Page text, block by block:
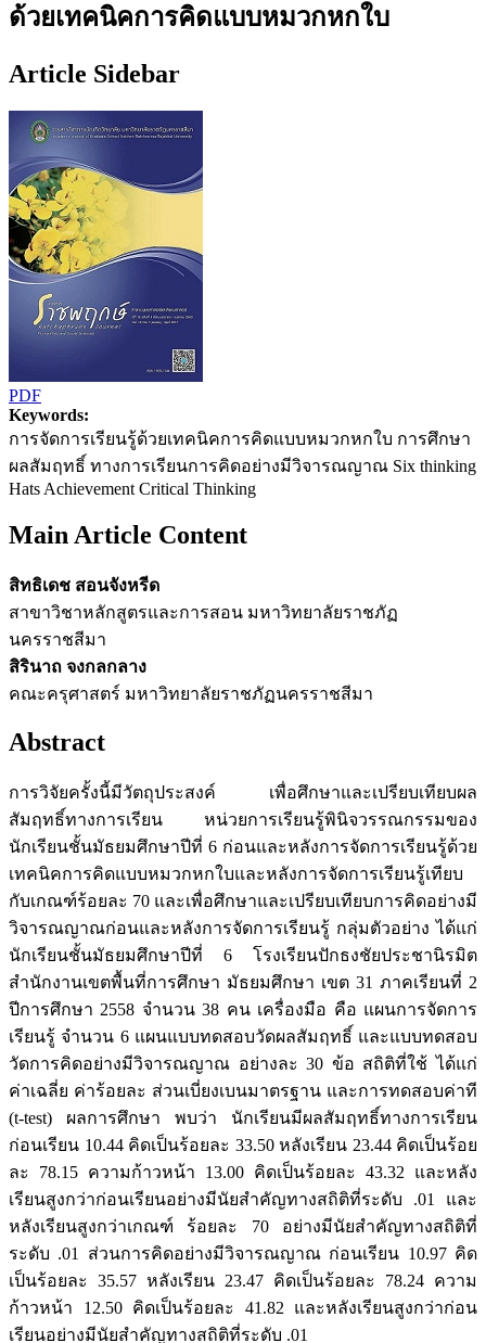
ด้วยเทคนิคการคิดแบบหมวกหกใบ
Article Sidebar
PDF
Keywords:
การจัดการเรียนรู้ด้วยเทคนิคการคิดแบบหมวกหกใบ การศึกษา
ผลสัมฤทธิ์ ทางการเรียนการคิดอย่างมีวิจารณญาณ Six thinking
Hats Achievement Critical Thinking
Main Article Content
สิทธิเดช สอนจังหรีด
สาขาวิชาหลักสูตรและการสอน มหาวิทยาลัยราชภัฏ
นครราชสีมา
สิรินาถ จงกลกลาง
คณะครุศาสตร์ มหาวิทยาลัยราชภัฏนครราชสีมา
Abstract
การวิจัยครั้งนี้มีวัตถุประสงค์ เพื่อศึกษาและเปรียบเทียบผล
สัมฤทธิ์ทางการเรียน หน่วยการเรียนรู้พินิจวรรณกรรมของ
นักเรียนชั้นมัธยมศึกษาปีที่ 6 ก่อนและหลังการจัดการเรียนรู้ด้วย
เทคนิคการคิดแบบหมวกหกใบและหลังการจัดการเรียนรู้เทียบ
กับเกณฑ์ร้อยละ 70 และเพื่อศึกษาและเปรียบเทียบการคิดอย่างมี
วิจารณญาณก่อนและหลังการจัดการเรียนรู้ กลุ่มตัวอย่าง ได้แก่
นักเรียนชั้นมัธยมศึกษาปีที่ 6 โรงเรียนปักธงชัยประชานิรมิต
สำนักงานเขตพื้นที่การศึกษา มัธยมศึกษา เขต 31 ภาคเรียนที่ 2
ปีการศึกษา 2558 จำนวน 38 คน เครื่องมือ คือ แผนการจัดการ
เรียนรู้ จำนวน 6 แผนแบบทดสอบวัดผลสัมฤทธิ์ และแบบทดสอบ
วัดการคิดอย่างมีวิจารณญาณ อย่างละ 30 ข้อ สถิติที่ใช้ ได้แก่
ค่าเฉลี่ย ค่าร้อยละ ส่วนเบี่ยงเบนมาตรฐาน และการทดสอบค่าที
(t-test) ผลการศึกษา พบว่า นักเรียนมีผลสัมฤทธิ์ทางการเรียน
ก่อนเรียน 10.44 คิดเป็นร้อยละ 33.50 หลังเรียน 23.44 คิดเป็นร้อย
ละ 78.15 ความก้าวหน้า 13.00 คิดเป็นร้อยละ 43.32 และหลัง
เรียนสูงกว่าก่อนเรียนอย่างมีนัยสำคัญทางสถิติที่ระดับ .01 และ
หลังเรียนสูงกว่าเกณฑ์ ร้อยละ 70 อย่างมีนัยสำคัญทางสถิติที่
ระดับ .01 ส่วนการคิดอย่างมีวิจารณญาณ ก่อนเรียน 10.97 คิด
เป็นร้อยละ 35.57 หลังเรียน 23.47 คิดเป็นร้อยละ 78.24 ความ
ก้าวหน้า 12.50 คิดเป็นร้อยละ 41.82 และหลังเรียนสูงกว่าก่อน
เรียนอย่างมีนัยสำคัญทางสถิติที่ระดับ .01